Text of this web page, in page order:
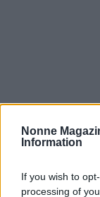
Nonne
Information
If you wish to
processing of
In un mondo